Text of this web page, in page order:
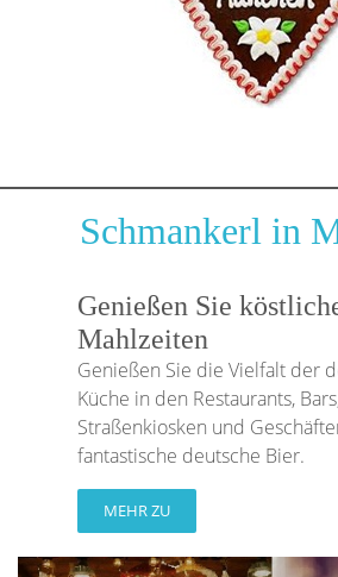
Schmankerl in
Genießen Sie
Mahlzeiten
Genießen Sie die Vielfalt der
Küche in den Restaurants,
Straßenkiosken und
fantastische deutsche Bier.
MEHR ZU